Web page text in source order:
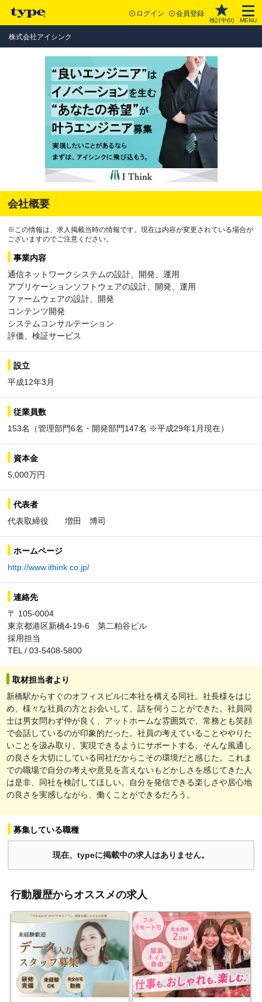
ログイン 会員登録
検討中(0) MENU
株式会社アイシンク
会社概要
※この情報は、求人掲載当時の情報です。現在は内容が変更されている場合が
ございますのでご注意ください。
事業内容
通信ネットワークシステムの設計、開発、運用
アプリケーションソフトウェアの設計、開発、運用
ファームウェアの設計、開発
コンテンツ開発
システムコンサルテーション
評価、検証サービス
設立
平成12年3月
従業員数
153名（管理部門6名・開発部門147名 ※平成29年1月現在）
資本金
5,000万円
代表者
代表取締役 増田 博司
ホームページ
http://www.ithink.co.jp/
連絡先
〒 105-0004
東京都港区新橋4-19-6 第二粕谷ビル
採用担当
TEL / 03-5408-5800
取材担当者より
新橋駅からすぐのオフィスビルに本社を構える同社。社長様をはじ
め、様々な社員の方とお会いして、話を伺うことができた。社員同
士は男女問わず仲が良く、アットホームな雰囲気で、常務とも笑顔
で会話しているのが印象的だった。社員の考えていることややりた
いことを汲み取り、実現できるようにサポートする、そんな風通し
の良さを大切にしている同社だからこその環境だと感じた。これま
での職場で自分の考えや意見を言えないもどかしさを感じてきた人
は是非、同社を検討してほしい。自分を発信できる楽しさや居心地
の良さを実感しながら、働くことができるだろう。
募集している職種
現在、typeに掲載中の求人はありません。
行動履歴からオススメの求人